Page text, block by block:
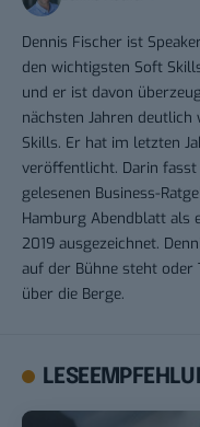
Dennis Fischer ist
den wichtigsten Soft
und er ist davon
nächsten Jahren
Skills. Er hat im letzten
veröffentlicht. Darin
gelesenen Business-
Hamburg Abendblatt als
2019 ausgezeichnet.
auf der Bühne steht
über die Berge.